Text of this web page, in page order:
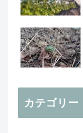
カテゴリー